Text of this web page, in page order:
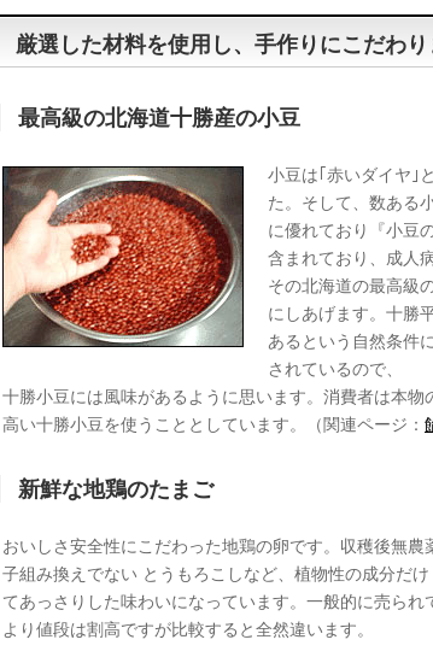
厳選した材料を使用し、手作りにこだわり
最高級の北海道十勝産の小豆
小豆は｢赤いダイヤ｣
た。そして、数ある
に優れており『小豆
含まれており、成人
その北海道の最高級
にしあげます。十勝
あるという自然条件
されているので、
十勝小豆には風味があるように思います。消費者は本
高い十勝小豆を使うこととしています。（関連ページ：
新鮮な地鶏のたまご
おいしさ安全性にこだわった地鶏の卵です。収穫後無農
子組み換えでない とうもろこしなど、植物性の成分だけ
てあっさりした味わいになっています。一般的に売られ
より値段は割高ですが比較すると全然違います。